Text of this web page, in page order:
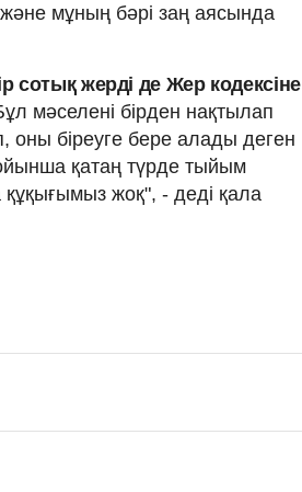
мұның бәрі заң аясында
сотық жерді де Жер кодексіне
мәселені бірден нақтылап
оны біреуге бере алады деген
қатаң түрде тыйым
құқығымыз жоқ", - деді қала